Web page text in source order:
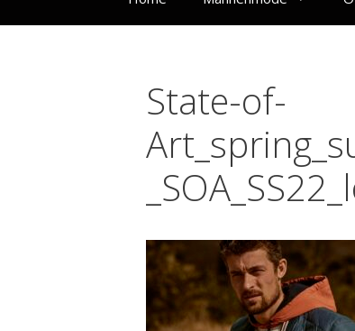
State-of-